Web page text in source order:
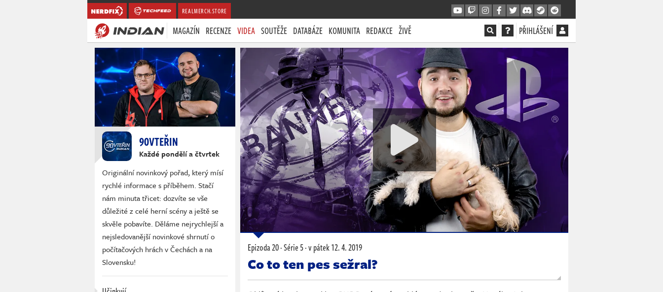
REALMERCH.STORE
MAGAZÍN RECENZE VIDEA SOUTĚŽE DATABÁZE KOMUNITA REDAKCE ŽIVĚ PŘIHLÁŠENÍ
90VTEŘIN
Každé pondělí a čtvrtek
Originální novinkový pořad, který mísí
rychlé informace s příběhem. Stačí
nám minuta třicet: dozvíte se vše
důležité z celé herní scény a ještě se
skvěle pobavíte. Děláme nejrychlejší a
nejsledovanější novinkové shrnutí o
počítačových hrách v Čechách a na
Slovensku!
Epizoda 20 · Série 5 ·v pátek12. 4. 2019
Co to ten pes sežral?